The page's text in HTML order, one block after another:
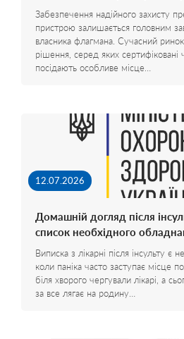
Забезпечення надійного захисту
пристрою залишається головним
власника флагмана. Сучасний
рішення, серед яких
посідають особливе місце…
12.07.2026
Домашній догляд після
список необхідного
Виписка з лікарні після інсульту є
коли паніка часто заступає
біля хворого чергували лікарі, а
за все лягає на родину…